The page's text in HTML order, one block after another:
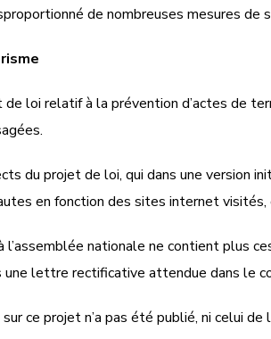
de nombreuses mesures
loi relatif à la prévention d’actes de
du projet de loi, qui dans une version
en fonction des sites internet
nationale ne contient plus
une lettre rectificative attendue dans le
ce projet n’a pas été publié, ni celui